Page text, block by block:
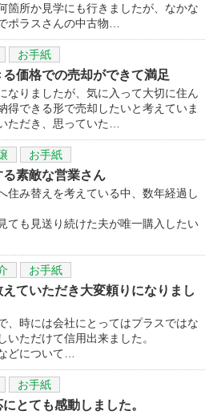
箇所か見学にも行きましたが、なかな
ポラスさんの中古物…
お手紙
価格での売却ができて満足
なりましたが、気に入って大切に住ん
得できる形で売却したいと考えていま
ただき、思っていた…
お手紙
素敵な営業さん
住み替えを考えている中、数年経過し
ても見送り続けた夫が唯一購入したい
お手紙
ていただき大変頼りになりまし
、時には会社にとってはプラスではな
ただけて信用出来ました。
どについて…
お手紙
とても感動しました。